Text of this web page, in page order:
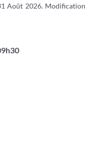
Août 2026. Modification